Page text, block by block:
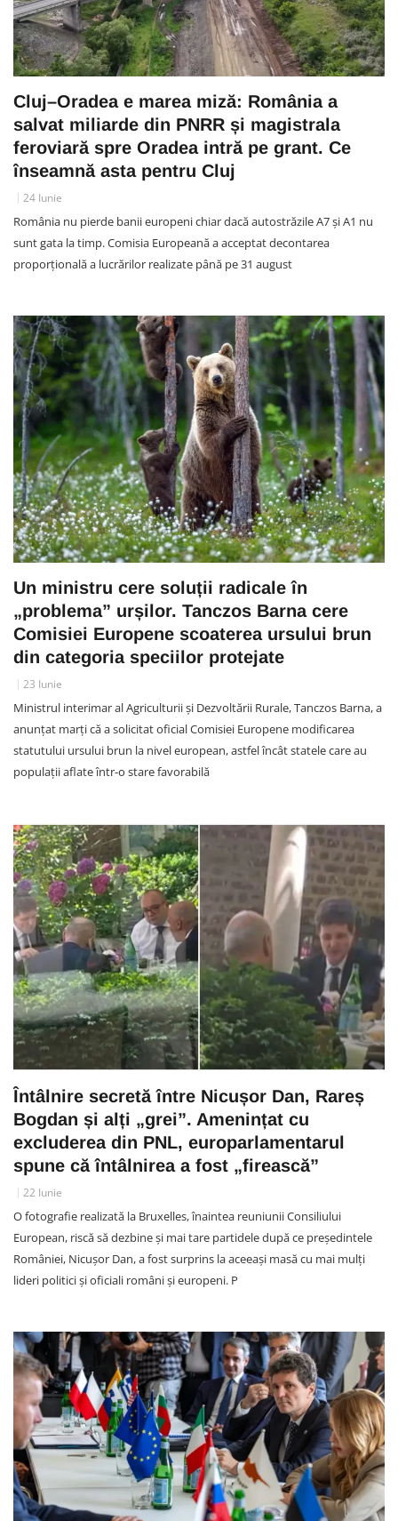
Cluj–Oradea e marea miză: România a
salvat miliarde din PNRR și magistrala
feroviară spre Oradea intră pe grant. Ce
înseamnă asta pentru Cluj
24 Iunie
România nu pierde banii europeni chiar dacă autostrăzile A7 și A1 nu
sunt gata la timp. Comisia Europeană a acceptat decontarea
proporțională a lucrărilor realizate până pe 31 august
Un ministru cere soluții radicale în
„problema” urșilor. Tanczos Barna cere
Comisiei Europene scoaterea ursului brun
din categoria speciilor protejate
23 Iunie
Ministrul interimar al Agriculturii și Dezvoltării Rurale, Tanczos Barna, a
anunțat marți că a solicitat oficial Comisiei Europene modificarea
statutului ursului brun la nivel european, astfel încât statele care au
populații aflate într-o stare favorabilă
Întâlnire secretă între Nicușor Dan, Rareș
Bogdan și alți „grei”. Amenințat cu
excluderea din PNL, europarlamentarul
spune că întâlnirea a fost „firească”
22 Iunie
O fotografie realizată la Bruxelles, înaintea reuniunii Consiliului
European, riscă să dezbine și mai tare partidele după ce președintele
României, Nicușor Dan, a fost surprins la aceeași masă cu mai mulți
lideri politici și oficiali români și europeni. P